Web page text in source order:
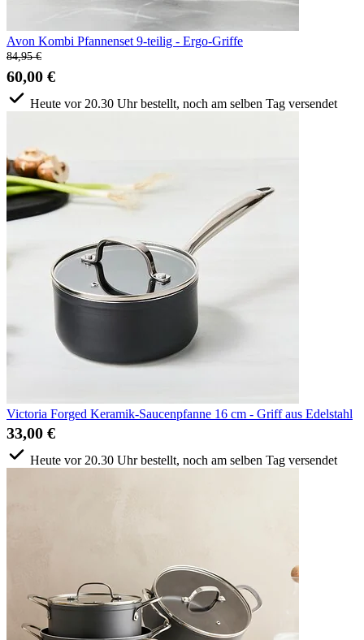
Avon Kombi Pfannenset 9-teilig - Ergo-Griffe
84,95 €
60,00 €
Heute vor 20.30 Uhr bestellt, noch am selben Tag versendet
Victoria Forged Keramik-Saucenpfanne 16 cm - Griff aus Edelstahl
33,00 €
Heute vor 20.30 Uhr bestellt, noch am selben Tag versendet